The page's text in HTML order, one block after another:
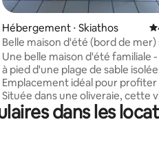
moyenne sur la base de 29
Hébergement ⋅ Skiathos
Belle maison d'été (bord de mer)
de Skiathos
Une belle maison d'été familiale -
à pied d'une plage de sable
Emplacement idéal pour profiter
Située dans une oliveraie, cette
chambres est parfaite pour une
compagnie de 4 personnes,
dans les